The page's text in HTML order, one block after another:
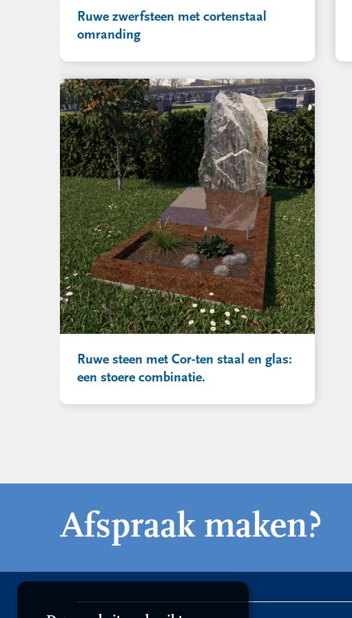
Ruwe zwerfsteen met cortenstaal
omranding
Ruwe steen met Cor-ten staal en glas:
een stoere combinatie.
Afspraak maken?